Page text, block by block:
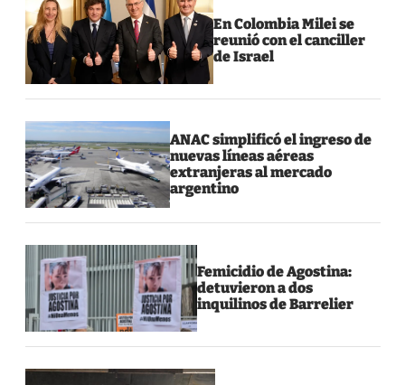
En Colombia Milei se
reunió con el canciller
de Israel
ANAC simplificó el ingreso de
nuevas líneas aéreas
extranjeras al mercado
argentino
Femicidio de Agostina:
detuvieron a dos
inquilinos de Barrelier